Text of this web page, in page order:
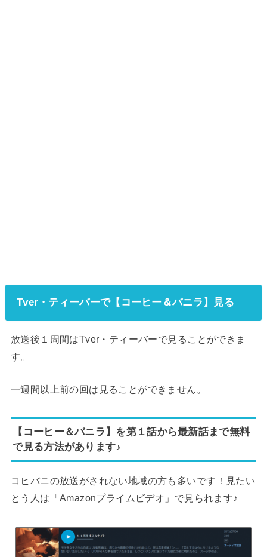
Tver・ティーバーで【コーヒー＆バニラ】見る
放送後１周間はTver・ティーバーで見ることができま
す。
一週間以上前の回は見ることができません。
【コーヒー＆バニラ】を第１話から最新話まで無料
で見る方法があります♪
コヒバニの放送がされない地域の方も多いです！見たい
とう人は「Amazonプライムビデオ」で見られます♪